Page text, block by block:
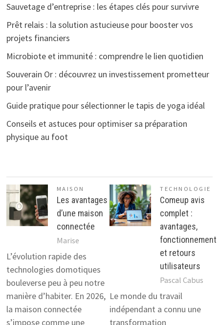
Sauvetage d’entreprise : les étapes clés pour survivre
Prêt relais : la solution astucieuse pour booster vos
projets financiers
Microbiote et immunité : comprendre le lien quotidien
Souverain Or : découvrez un investissement prometteur
pour l’avenir
Guide pratique pour sélectionner le tapis de yoga idéal
Conseils et astuces pour optimiser sa préparation
physique au foot
MAISON
Les avantages
d’une maison
connectée
Marise
L’évolution rapide des
technologies domotiques
bouleverse peu à peu notre
manière d’habiter. En 2026,
la maison connectée
s’impose comme une
TECHNOLOGIE
Comeup avis
complet :
avantages,
fonctionnement
et retours
utilisateurs
Pascal Cabus
Le monde du travail
indépendant a connu une
transformation